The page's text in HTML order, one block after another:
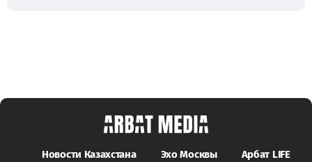
Новости Казахстана Эхо Москвы Арбат LIFE